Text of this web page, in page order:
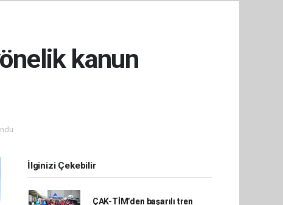
kanun
İlginizi Çekebilir
ÇAK-TİM’den başarılı tren